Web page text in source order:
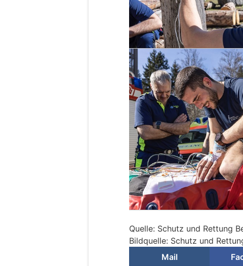
Quelle: Schutz und Rettung
Bildquelle: Schutz und
Mail